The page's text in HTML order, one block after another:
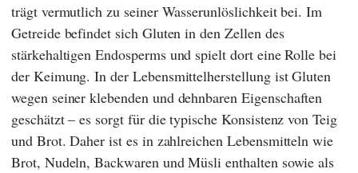
trägt vermutlich zu seiner Wasserunlöslichkeit bei. Im
Getreide befindet sich Gluten in den Zellen des
stärkehaltigen Endosperms und spielt dort eine Rolle bei
der Keimung. In der Lebensmittelherstellung ist Gluten
wegen seiner klebenden und dehnbaren Eigenschaften
geschätzt – es sorgt für die typische Konsistenz von Teig
und Brot. Daher ist es in zahlreichen Lebensmitteln wie
Brot, Nudeln, Backwaren und Müsli enthalten sowie als